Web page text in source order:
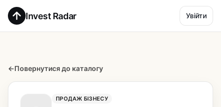
Invest Radar Увійти
←Повернутися до каталогу
ПРОДАЖ БІЗНЕСУ